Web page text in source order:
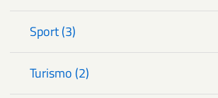
Sport (3)
Turismo (2)